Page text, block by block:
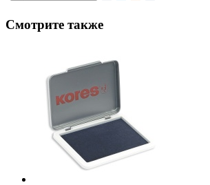
Смотрите также